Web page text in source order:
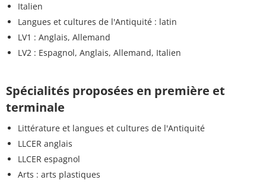
Italien
Langues et cultures de l'Antiquité : latin
LV1 : Anglais, Allemand
LV2 : Espagnol, Anglais, Allemand, Italien
Spécialités proposées en première et
terminale
Littérature et langues et cultures de l'Antiquité
LLCER anglais
LLCER espagnol
Arts : arts plastiques